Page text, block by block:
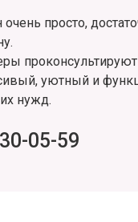
очень просто,
проконсультируют
уютный и
нужд.
05-59